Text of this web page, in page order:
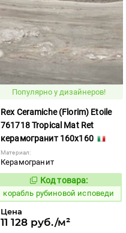
Популярно у дизайнеров!
Rex Ceramiche (Florim) Etoile
761718 Tropical Mat Ret
керамогранит 160x160
Материал:
Керамогранит
775535
Код товара:
корабль рубиновой исповеди
Цена
11 128 руб./м²